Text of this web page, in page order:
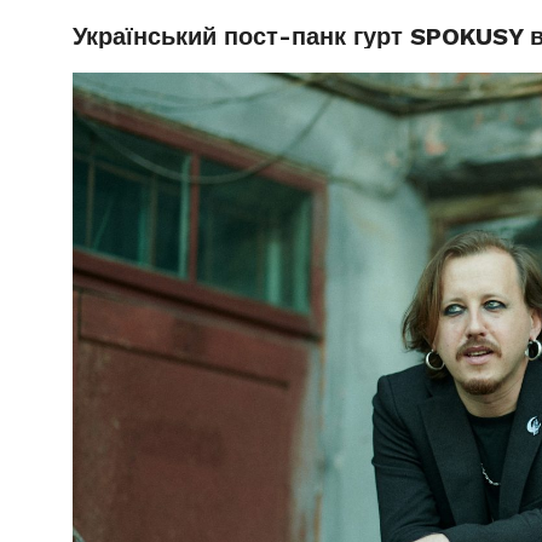
Український пост-панк гурт